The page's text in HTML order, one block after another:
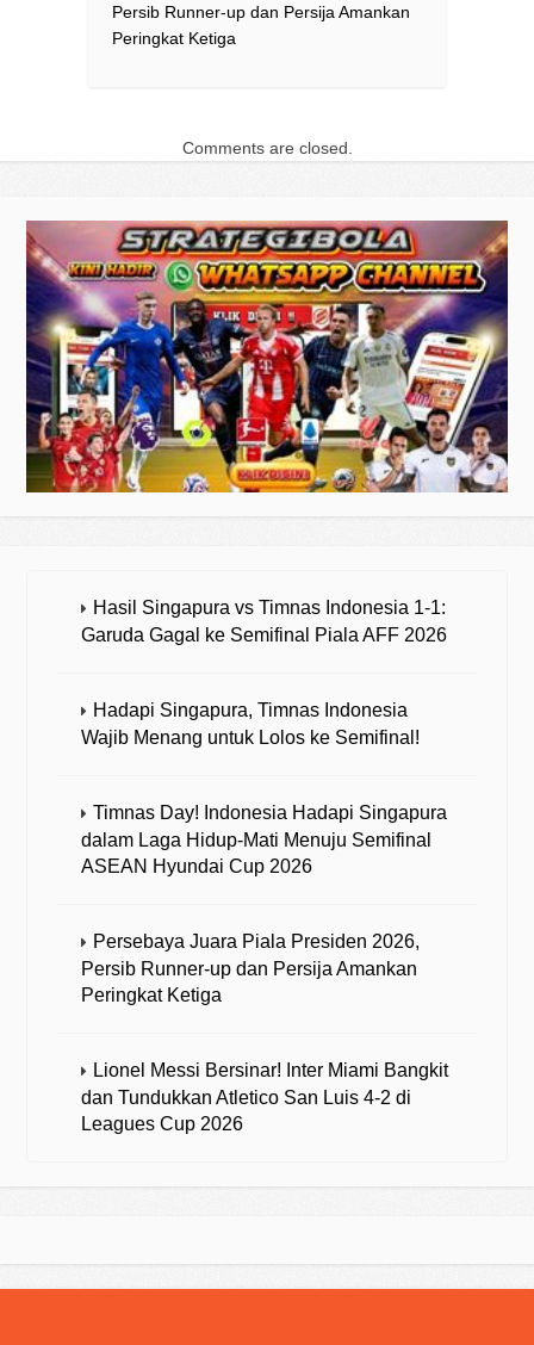
Persib Runner-up dan Persija Amankan
Peringkat Ketiga
Comments are closed.
Hasil Singapura vs Timnas Indonesia 1-1:
Garuda Gagal ke Semifinal Piala AFF 2026
Hadapi Singapura, Timnas Indonesia
Wajib Menang untuk Lolos ke Semifinal!
Timnas Day! Indonesia Hadapi Singapura
dalam Laga Hidup-Mati Menuju Semifinal
ASEAN Hyundai Cup 2026
Persebaya Juara Piala Presiden 2026,
Persib Runner-up dan Persija Amankan
Peringkat Ketiga
Lionel Messi Bersinar! Inter Miami Bangkit
dan Tundukkan Atletico San Luis 4-2 di
Leagues Cup 2026